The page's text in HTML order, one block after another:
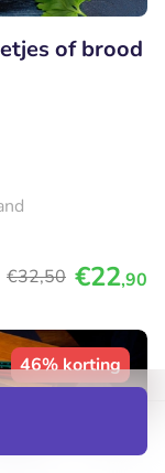
of brood
€32,50 €22,90
46% korting